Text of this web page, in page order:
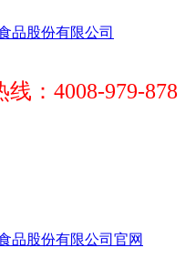
：4008-979-878